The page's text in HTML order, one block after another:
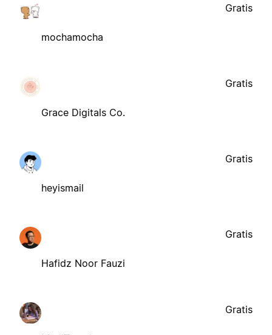
mochamocha
Gratis
Grace Digitals Co.
Gratis
heyismail
Gratis
Hafidz Noor Fauzi
Gratis
Gratis